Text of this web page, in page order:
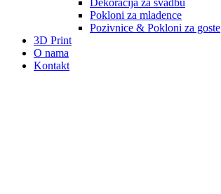
Dekoracija za svadbu
Pokloni za mladence
Pozivnice & Pokloni za goste
3D Print
O nama
Kontakt